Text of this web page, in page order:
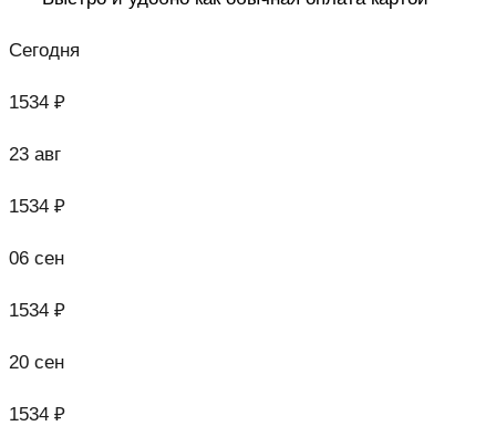
Сегодня
1534 ₽
23 авг
1534 ₽
06 сен
1534 ₽
20 сен
1534 ₽